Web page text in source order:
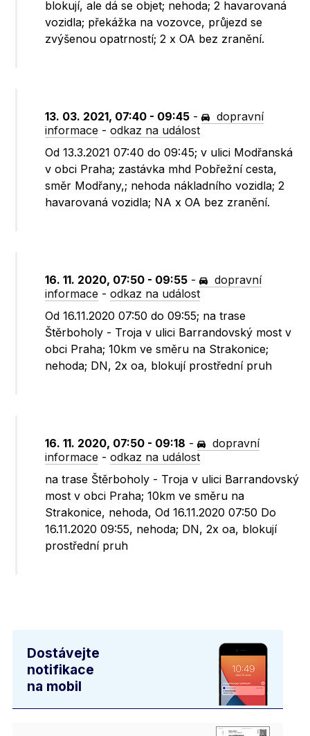
blokují, ale dá se objet; nehoda; 2 havarovaná
vozidla; překážka na vozovce, průjezd se
zvýšenou opatrností; 2 x OA bez zranění.
13. 03. 2021, 07:40 - 09:45 -
dopravní
informace -odkaz na událost
Od 13.3.2021 07:40 do 09:45; v ulici Modřanská
v obci Praha; zastávka mhd Pobřežní cesta,
směr Modřany,; nehoda nákladního vozidla; 2
havarovaná vozidla; NA x OA bez zranění.
16. 11. 2020, 07:50 - 09:55 -
dopravní
informace -odkaz na událost
Od 16.11.2020 07:50 do 09:55; na trase
Štěrboholy - Troja v ulici Barrandovský most v
obci Praha; 10km ve směru na Strakonice;
nehoda; DN, 2x oa, blokují prostřední pruh
16. 11. 2020, 07:50 - 09:18 -
dopravní
informace -odkaz na událost
na trase Štěrboholy - Troja v ulici Barrandovský
most v obci Praha; 10km ve směru na
Strakonice, nehoda, Od 16.11.2020 07:50 Do
16.11.2020 09:55, nehoda; DN, 2x oa, blokují
prostřední pruh
Dostávejte
notifikace
na mobil